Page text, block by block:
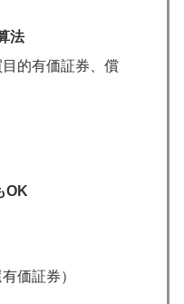
法
的有価証券、償
OK
価証券）